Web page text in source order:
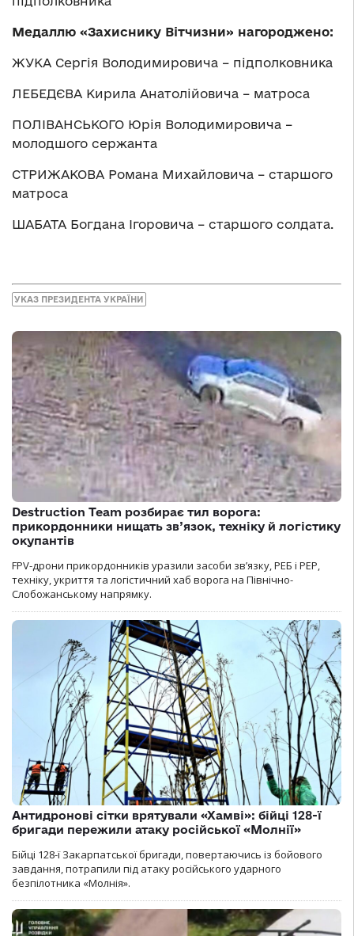
Медаллю «Захиснику Вітчизни» нагороджено:
ЖУКА Сергія Володимировича – підполковника
ЛЕБЕДЄВА Кирила Анатолійовича – матроса
ПОЛІВАНСЬКОГО Юрія Володимировича –
молодшого сержанта
СТРИЖАКОВА Романа Михайловича – старшого
матроса
ШАБАТА Богдана Ігоровича – старшого солдата.
УКАЗ ПРЕЗИДЕНТА УКРАЇНИ
Destruction Team розбирає тил ворога:
прикордонники нищать зв’язок, техніку й логістику
окупантів
FPV-дрони прикордонників уразили засоби зв’язку, РЕБ і РЕР,
техніку, укриття та логістичний хаб ворога на Північно-
Слобожанському напрямку.
Антидронові сітки врятували «Хамві»: бійці 128-ї
бригади пережили атаку російської «Молнії»
Бійці 128-ї Закарпатської бригади, повертаючись із бойового
завдання, потрапили під атаку російського ударного
безпілотника «Молнія».